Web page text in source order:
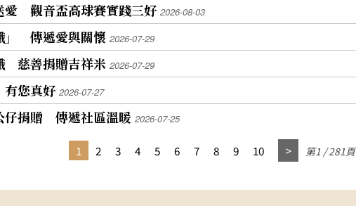
愛 觀音盃高球賽實踐三好 2026-08-03
」 傳遞愛與關懷 2026-07-29
慈善捐贈吉祥米 2026-07-29
您真好 2026-07-27
仔捐贈 傳遞社區溫暖 2026-07-25
1 2 3 4 5 6 7 8 9 10 第1 / 281頁